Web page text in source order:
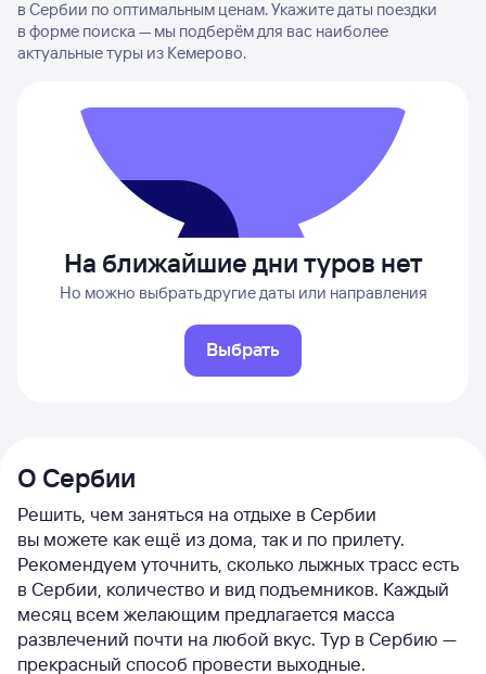
в Сербии по оптимальным ценам. Укажите даты поездки
в форме поиска — мы подберём для вас наиболее
актуальные туры из Кемерово.
На ближайшие дни туров нет
Но можно выбрать другие даты или направления
Выбрать
О Сербии
Решить, чем заняться на отдыхе в Сербии
вы можете как ещё из дома, так и по прилету.
Рекомендуем уточнить, сколько лыжных трасс есть
в Сербии, количество и вид подъемников. Каждый
месяц всем желающим предлагается масса
развлечений почти на любой вкус. Тур в Сербию —
прекрасный способ провести выходные.